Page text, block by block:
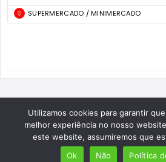
SUPERMERCADO / MINIMERCADO
Utilizamos cookies para garantir
melhor experiência no nosso
este website, assumiremos que
Ok
Não Política